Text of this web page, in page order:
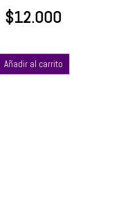
$12.000
Añadir al carrito